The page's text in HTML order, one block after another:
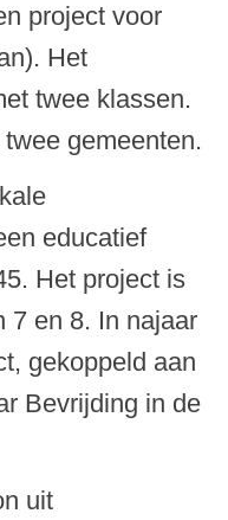
project voor
Het
twee klassen.
gemeenten.
educatief
Het project is
7 en 8. In najaar
gekoppeld aan
Bevrijding in de
uit